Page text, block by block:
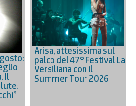
Il
Arisa, attesissima sul
palco del 47° Festival La
Versiliana con il
Summer Tour 2026